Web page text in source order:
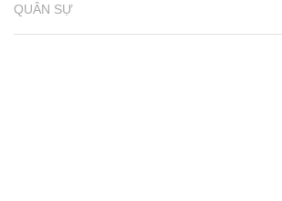
QUÂN SỰ